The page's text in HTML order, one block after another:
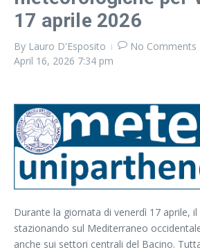
17 aprile 2026
By Lauro D'Esposito
No Comments
April 16, 2026 7:34 pm
Durante la giornata di venerdì 17 aprile,
stazionando sul Mediterraneo
anche sui settori centrali del Bacino.